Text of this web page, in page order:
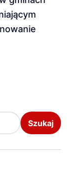
Szukaj